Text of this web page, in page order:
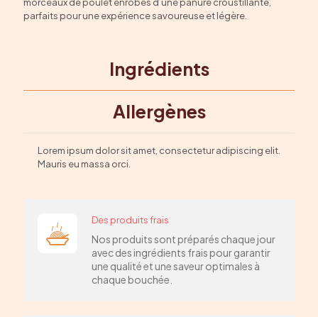
parfaits pour une expérience savoureuse et légère.
Ingrédients
Allergènes
Lorem ipsum dolor sit amet, consectetur adipiscing elit.
Mauris eu massa orci.
Des produits frais
Nos produits sont préparés chaque jour
avec des ingrédients frais pour garantir
une qualité et une saveur optimales à
chaque bouchée.